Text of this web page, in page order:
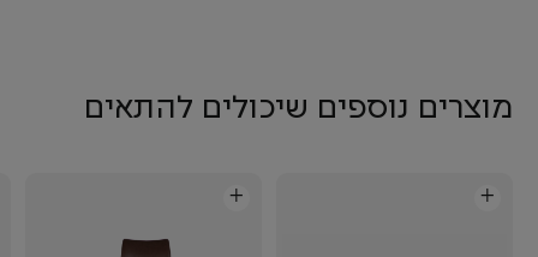
מוצרים נוספים שיכולים להתאים
+
+